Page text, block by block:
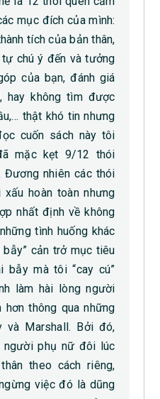
mục đích của mình:
tích của bản thân,
chú ý đến và tưởng
của bạn, đánh giá
hay không tìm được
thật khó tin nhưng
cuốn sách này tôi
mặc kẹt 9/12 thói
Đương nhiên các thói
hoàn toàn nhưng
nhất định về không
tình huống khác
bẫy” cản trở mục tiêu
bẫy mà tôi “cay cú”
làm hài lòng người
hơn thông qua những
và Marshall. Bởi đó,
phụ nữ đôi lúc
theo cách riêng,
việc đó là dũng